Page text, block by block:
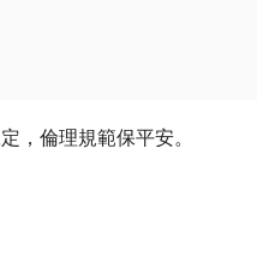
，倫理規範保平安。